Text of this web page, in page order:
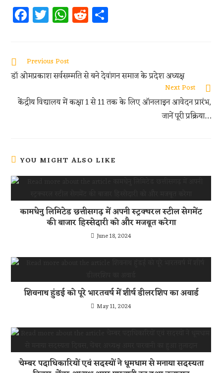
Fa
ce
oo
k
T
w
er
W
h
s
A
p
p
R
e
t
Previous Post
डॉ ओमप्रकाश सर्वसम्मति से बने देवांगन समाज के प्रदेश अध्यक्ष
Next Post
केंद्रीय विद्यालय में कक्षा 1 से 11 तक के लिए ऑनलाइन आवेदन प्रारंभ,
जानें पूरी प्रक्रिया…
YOU MIGHT ALSO LIKE
कामधेनु लिमिटेड छत्तीसगढ़ में अपनी स्ट्रक्चरल स्टील सेगमेंट
की बाजार हिस्सेदारी को और मजबूत करेगा
June 18, 2024
शिवनाथ हुंडई को पूरे भारतवर्ष में शीर्ष डीलरशिप का अवार्ड
May 11, 2024
चेम्बर पदाधिकारियों एवं सदस्यों ने धूमधाम से मनाया सदस्यता